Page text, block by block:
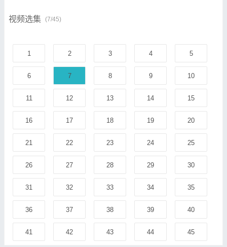
视频选集 (7/45)
1 2 3 4 5
6 7 8 9 10
11 12 13 14 15
16 17 18 19 20
21 22 23 24 25
26 27 28 29 30
31 32 33 34 35
36 37 38 39 40
41 42 43 44 45